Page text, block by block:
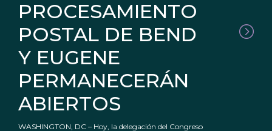
PROCESAMIENTO
POSTAL DE BEND
Y EUGENE
PERMANECERÁN
ABIERTOS
WASHINGTON, DC – Hoy, la delegación del Congreso